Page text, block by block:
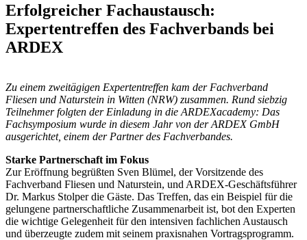
Erfolgreicher Fachaustausch:
Expertentreffen des Fachverbands bei
ARDEX
Zu einem zweitägigen Expertentreffen kam der Fachverband
Fliesen und Naturstein in Witten (NRW) zusammen. Rund siebzig
Teilnehmer folgten der Einladung in die ARDEXacademy: Das
Fachsymposium wurde in diesem Jahr von der ARDEX GmbH
ausgerichtet, einem der Partner des Fachverbandes.
Starke Partnerschaft im Fokus
Zur Eröffnung begrüßten Sven Blümel, der Vorsitzende des
Fachverband Fliesen und Naturstein, und ARDEX-Geschäftsführer
Dr. Markus Stolper die Gäste. Das Treffen, das ein Beispiel für die
gelungene partnerschaftliche Zusammenarbeit ist, bot den Experten
die wichtige Gelegenheit für den intensiven fachlichen Austausch
und überzeugte zudem mit seinem praxisnahen Vortragsprogramm.